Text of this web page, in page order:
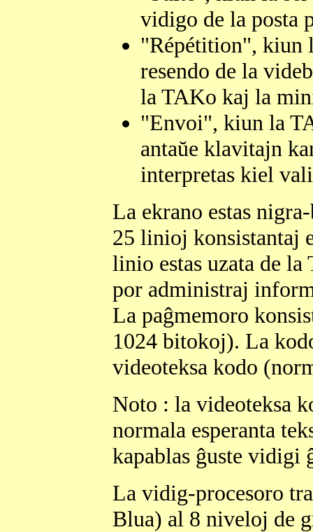
vidigo de la posta
"Répétition", kiun
resendo de la
la TAKo kaj la
"Envoi", kiun la
antaŭe klavitajn
interpretas kiel
La ekrano estas
25 linioj konsistantaj
linio estas uzata de
por administraj
La paĝmemoro
1024 bitokoj). La
videoteksa kodo
Noto : la videoteksa
normala esperanta
kapablas ĝuste vidigi
La vidig-procesoro
Blua) al 8 niveloj de